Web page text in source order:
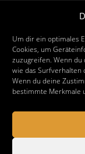
Um dir ein optimales
Cookies, um
zuzugreifen. Wenn
wie das Surfverhalten
Wenn du deine
bestimmte Merkmale
Nächster Beitrag